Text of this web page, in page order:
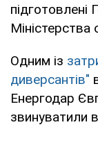
підготовлені
Міністерства
Одним із
диверсантів"
Енергодар
звинуватили в